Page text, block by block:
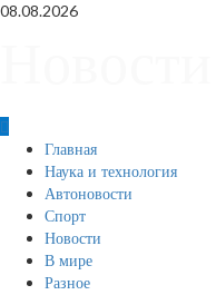
Skip
08.08.2026
Primary
Menu
Главная
Наука и технология
Автоновости
Спорт
Новости
В мире
Разное